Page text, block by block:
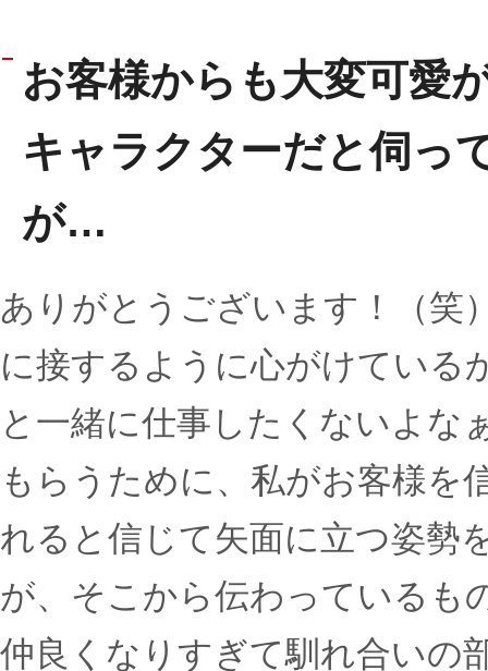
お客様からも大変可愛
キャラクターだと伺っ
が…
ありがとうございます！（笑
に接するように心がけている
と一緒に仕事したくないよ
もらうために、私がお客様を
れると信じて矢面に立つ姿勢
が、そこから伝わっているも
仲良くなりすぎて馴れ合いの